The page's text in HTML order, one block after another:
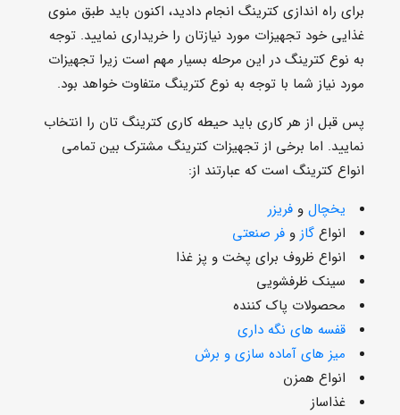
برای راه اندازی کترینگ انجام دادید، اکنون باید طبق منوی
غذایی خود تجهیزات مورد نیازتان را خریداری نمایید. توجه
به نوع کترینگ در این مرحله بسیار مهم است زیرا تجهیزات
مورد نیاز شما با توجه به نوع کترینگ متفاوت خواهد بود.
پس قبل از هر کاری باید حیطه کاری کترینگ تان را انتخاب
نمایید. اما برخی از تجهیزات کترینگ مشترک بین تمامی
انواع کترینگ است که عبارتند از:
یخچال و فریزر
انواع گاز و فر صنعتی
انواع ظروف برای پخت و پز غذا
سینک ظرفشویی
محصولات پاک کننده
قفسه های نگه داری
میز های آماده سازی و برش
انواع همزن
غذاساز